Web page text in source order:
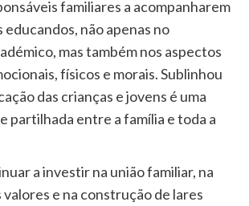
familiares a acompanharem
educandos, não apenas no
mas também nos aspectos
físicos e morais. Sublinhou
das crianças e jovens é uma
partilhada entre a família e toda a
a investir na união familiar, na
e na construção de lares